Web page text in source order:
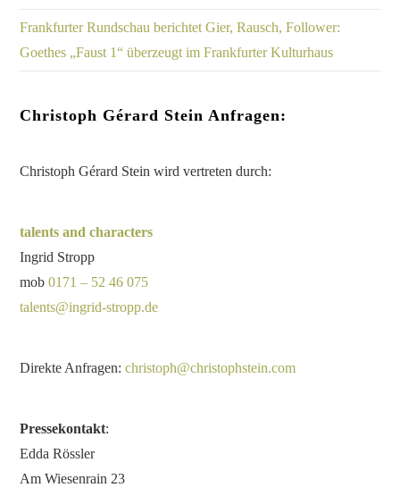
Frankfurter Rundschau berichtet Gier, Rausch, Follower:
Goethes „Faust 1“ überzeugt im Frankfurter Kulturhaus
Christoph Gérard Stein Anfragen:
Christoph Gérard Stein wird vertreten durch:
talents and characters
Ingrid Stropp
mob0171 – 52 46 075
talents@ingrid-stropp.de
Direkte Anfragen:christoph@christophstein.com
Pressekontakt:
Edda Rössler
Am Wiesenrain 23